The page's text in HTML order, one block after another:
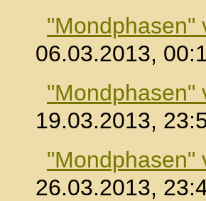
"Mondphasen"
06.03.2013,
"Mondphasen"
19.03.2013,
"Mondphasen"
26.03.2013,